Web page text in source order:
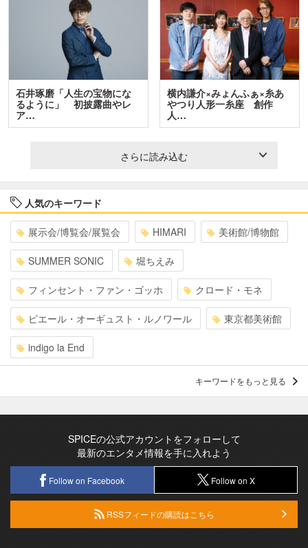
石井琢磨「人生の宝物にな
るように」 初披露曲やレ
ア…
横内謙介×みょんふぁ×糸あ
やつり人形一糸座 創作
人…
さらに読み込む
人気のキーワード
展示会/博覧会/展覧会 HIMARI 美術館/博物館
SUMMER SONIC 堀ちえみ
フィンセント・ファン・ゴッホ クロード・モネ
ピエール・オーギュスト・ルノワール 東京都美術館
indigo la End
キーワードをもっと見る
SPICEの公式アカウントをフォローして
最新のエンタメ情報を手に入れよう
Follow on Facebook Follow on X
RSSフィードの購読はこちら